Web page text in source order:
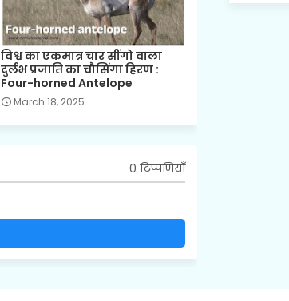
विश्व का एकमात्र चार सींगो वाला
दुर्लभ प्रजाति का चौसिंगा हिरण :
Four-horned Antelope
March 18, 2025
0 टिप्पणियाँ